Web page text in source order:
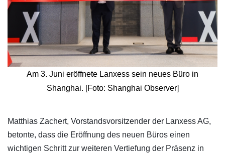
Am 3. Juni eröffnete Lanxess sein neues Büro in
Shanghai. [Foto: Shanghai Observer]
​Matthias Zachert, Vorstandsvorsitzender der Lanxess AG,
betonte, dass die Eröffnung des neuen Büros einen
wichtigen Schritt zur weiteren Vertiefung der Präsenz in